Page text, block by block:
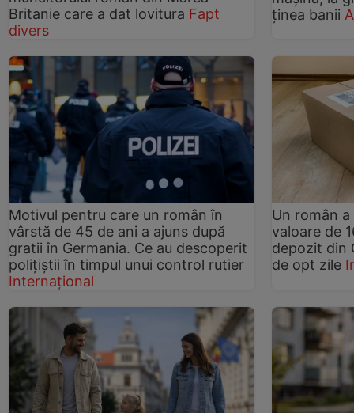
Britanie care a dat lovitura Fapt
divers
ținea banii
Motivul pentru care un român în
vârstă de 45 de ani a ajuns după
gratii în Germania. Ce au descoperit
polițiștii în timpul unui control rutier
Internațional
Un român
valoare de
depozit din
de opt zile